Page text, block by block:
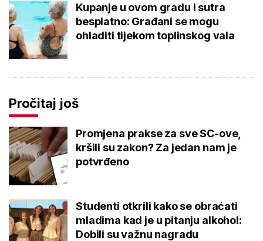
Kupanje u ovom gradu i sutra
besplatno: Građani se mogu
ohladiti tijekom toplinskog vala
Pročitaj još
Promjena prakse za sve SC-ove,
kršili su zakon? Za jedan nam je
potvrđeno
Studenti otkrili kako se obraćati
mladima kad je u pitanju alkohol:
Dobili su važnu nagradu